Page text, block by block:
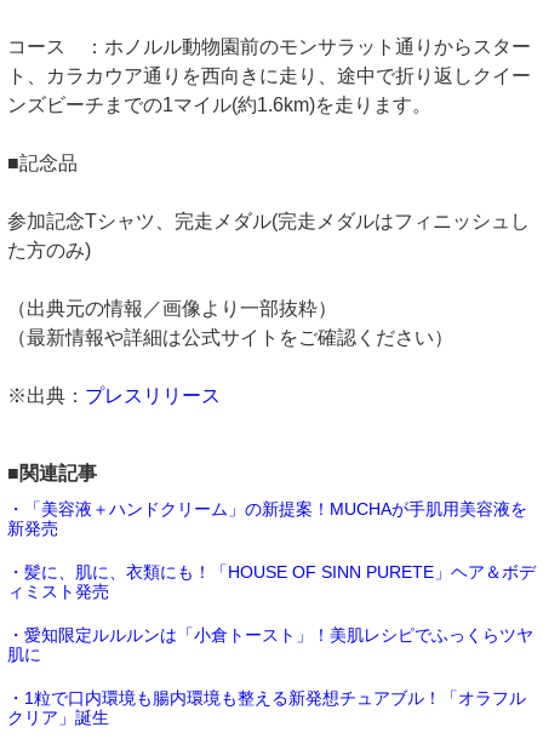
コース ：ホノルル動物園前のモンサラット通りからスター
ト、カラカウア通りを西向きに走り、途中で折り返しクイー
ンズビーチまでの1マイル(約1.6km)を走ります。
■記念品
参加記念Tシャツ、完走メダル(完走メダルはフィニッシュし
た方のみ)
（出典元の情報／画像より一部抜粋）
（最新情報や詳細は公式サイトをご確認ください）
※出典： プレスリリース
■関連記事
・「美容液＋ハンドクリーム」の新提案！MUCHAが手肌用美容液を
新発売
・髪に、肌に、衣類にも！「HOUSE OF SINN PURETE」ヘア＆ボデ
ィミスト発売
・愛知限定ルルルンは「小倉トースト」！美肌レシピでふっくらツヤ
肌に
・1粒で口内環境も腸内環境も整える新発想チュアブル！「オラフル
クリア」誕生